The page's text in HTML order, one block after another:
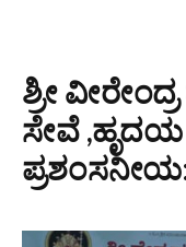
ಶ್ರೀ
ಸೇವೆ ,ಹೃದಯ